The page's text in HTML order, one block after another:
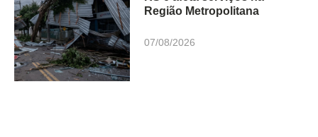
Região Metropolitana
07/08/2026